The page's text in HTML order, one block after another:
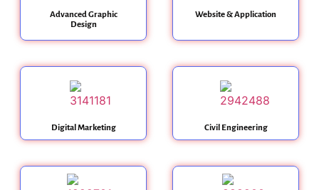
Advanced Graphic
Design
Website & Application
Digital Marketing Civil Engineering